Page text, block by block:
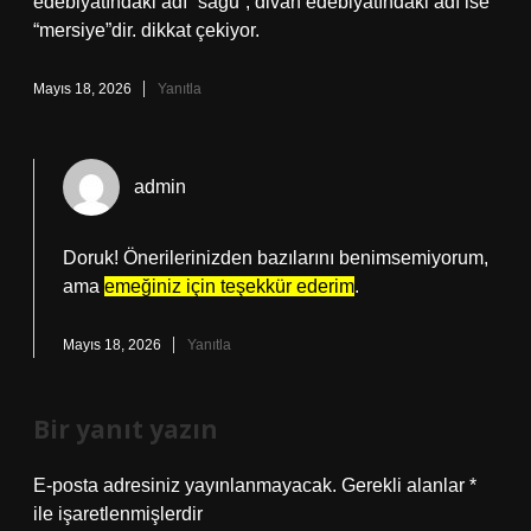
“mersiye”dir. dikkat çekiyor.
Mayıs 18, 2026 Yanıtla
admin
Doruk! Önerilerinizden bazılarını benimsemiyorum,
ama emeğiniz için teşekkür ederim.
Mayıs 18, 2026 Yanıtla
Bir yanıt yazın
E-posta adresiniz yayınlanmayacak. Gerekli alanlar *
ile işaretlenmişlerdir